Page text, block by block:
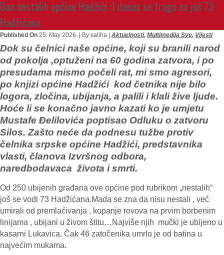
Dan nestalih općine Hadžići :I danas se traga za još 73
Hadžićana
Published On 25. May 2026. | By saliha | Aktuelnosti, Multimedija Sve, Vijesti
Dok su čelnici naše općine, koji su branili narod
od pokolja ,optuženi na 60 godina zatvora, i po
presudama mismo počeli rat, mi smo agresori,
po knjizi općine Hadžići kod četnika nije bilo
logora, zločina, ubijanja, a palili i klali žive ljude.
Hoće li se konačno javno kazati ko je umjetu
Mustafe Đelilovića poptisao Odluku o zatvoru
Silos. Zašto neće da podnesu tužbe protiv
čelnika srpske općine Hadžići, predstavnika
vlasti, članova Izvršnog odbora,
naredbodavaca života i smrti.
Od 250 ubijenih građana ove općine pod rubrikom „nestalih“
još se vodi 73 Hadžićana.Mada se zna da nisu nestali , već
umirali od premlaćivanja , kopanje rovova na prvim borbenim
linijama , ubijani u živom štitu…Najviše njih mučki je ubijeno u
kasarni Lukavica. Čak 46 zatočenika umrlo je od batina u
najvećim mukama.